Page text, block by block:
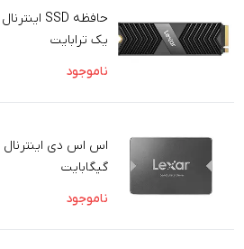
یک ترابایت
ناموجود
گیگابایت
ناموجود